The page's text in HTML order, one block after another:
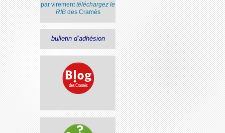
par virementtéléchargez le
RIBdes Cramés
bulletin d’adhésion